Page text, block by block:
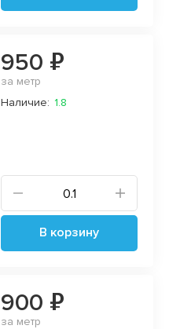
950 ₽
за метр
Наличие: 1.8
В корзину
900 ₽
за метр